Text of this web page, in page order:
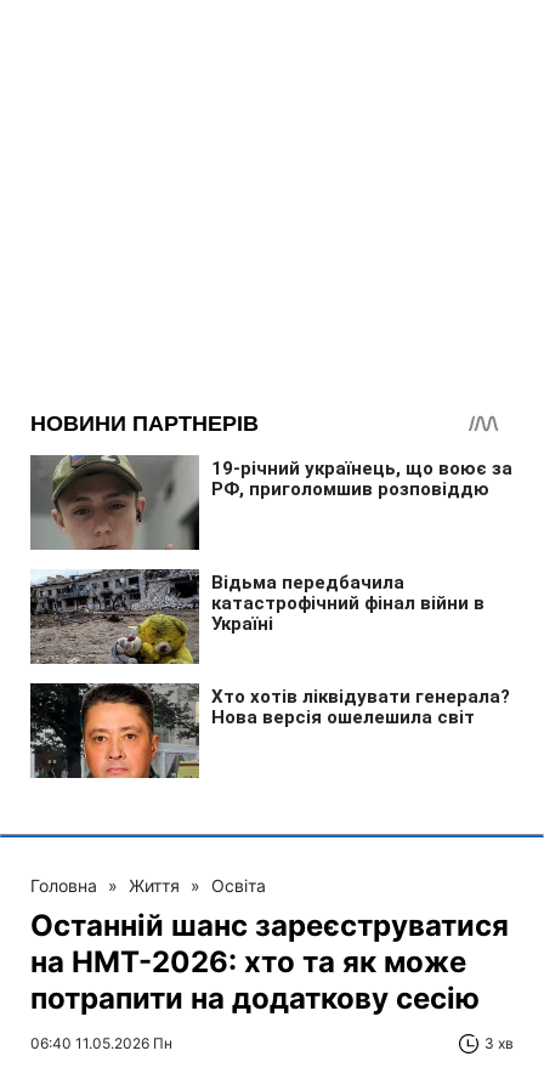
Головна » Життя » Освіта
Останній шанс зареєструватися
на НМТ-2026: хто та як може
потрапити на додаткову сесію
06:40 11.05.2026 Пн 3 хв